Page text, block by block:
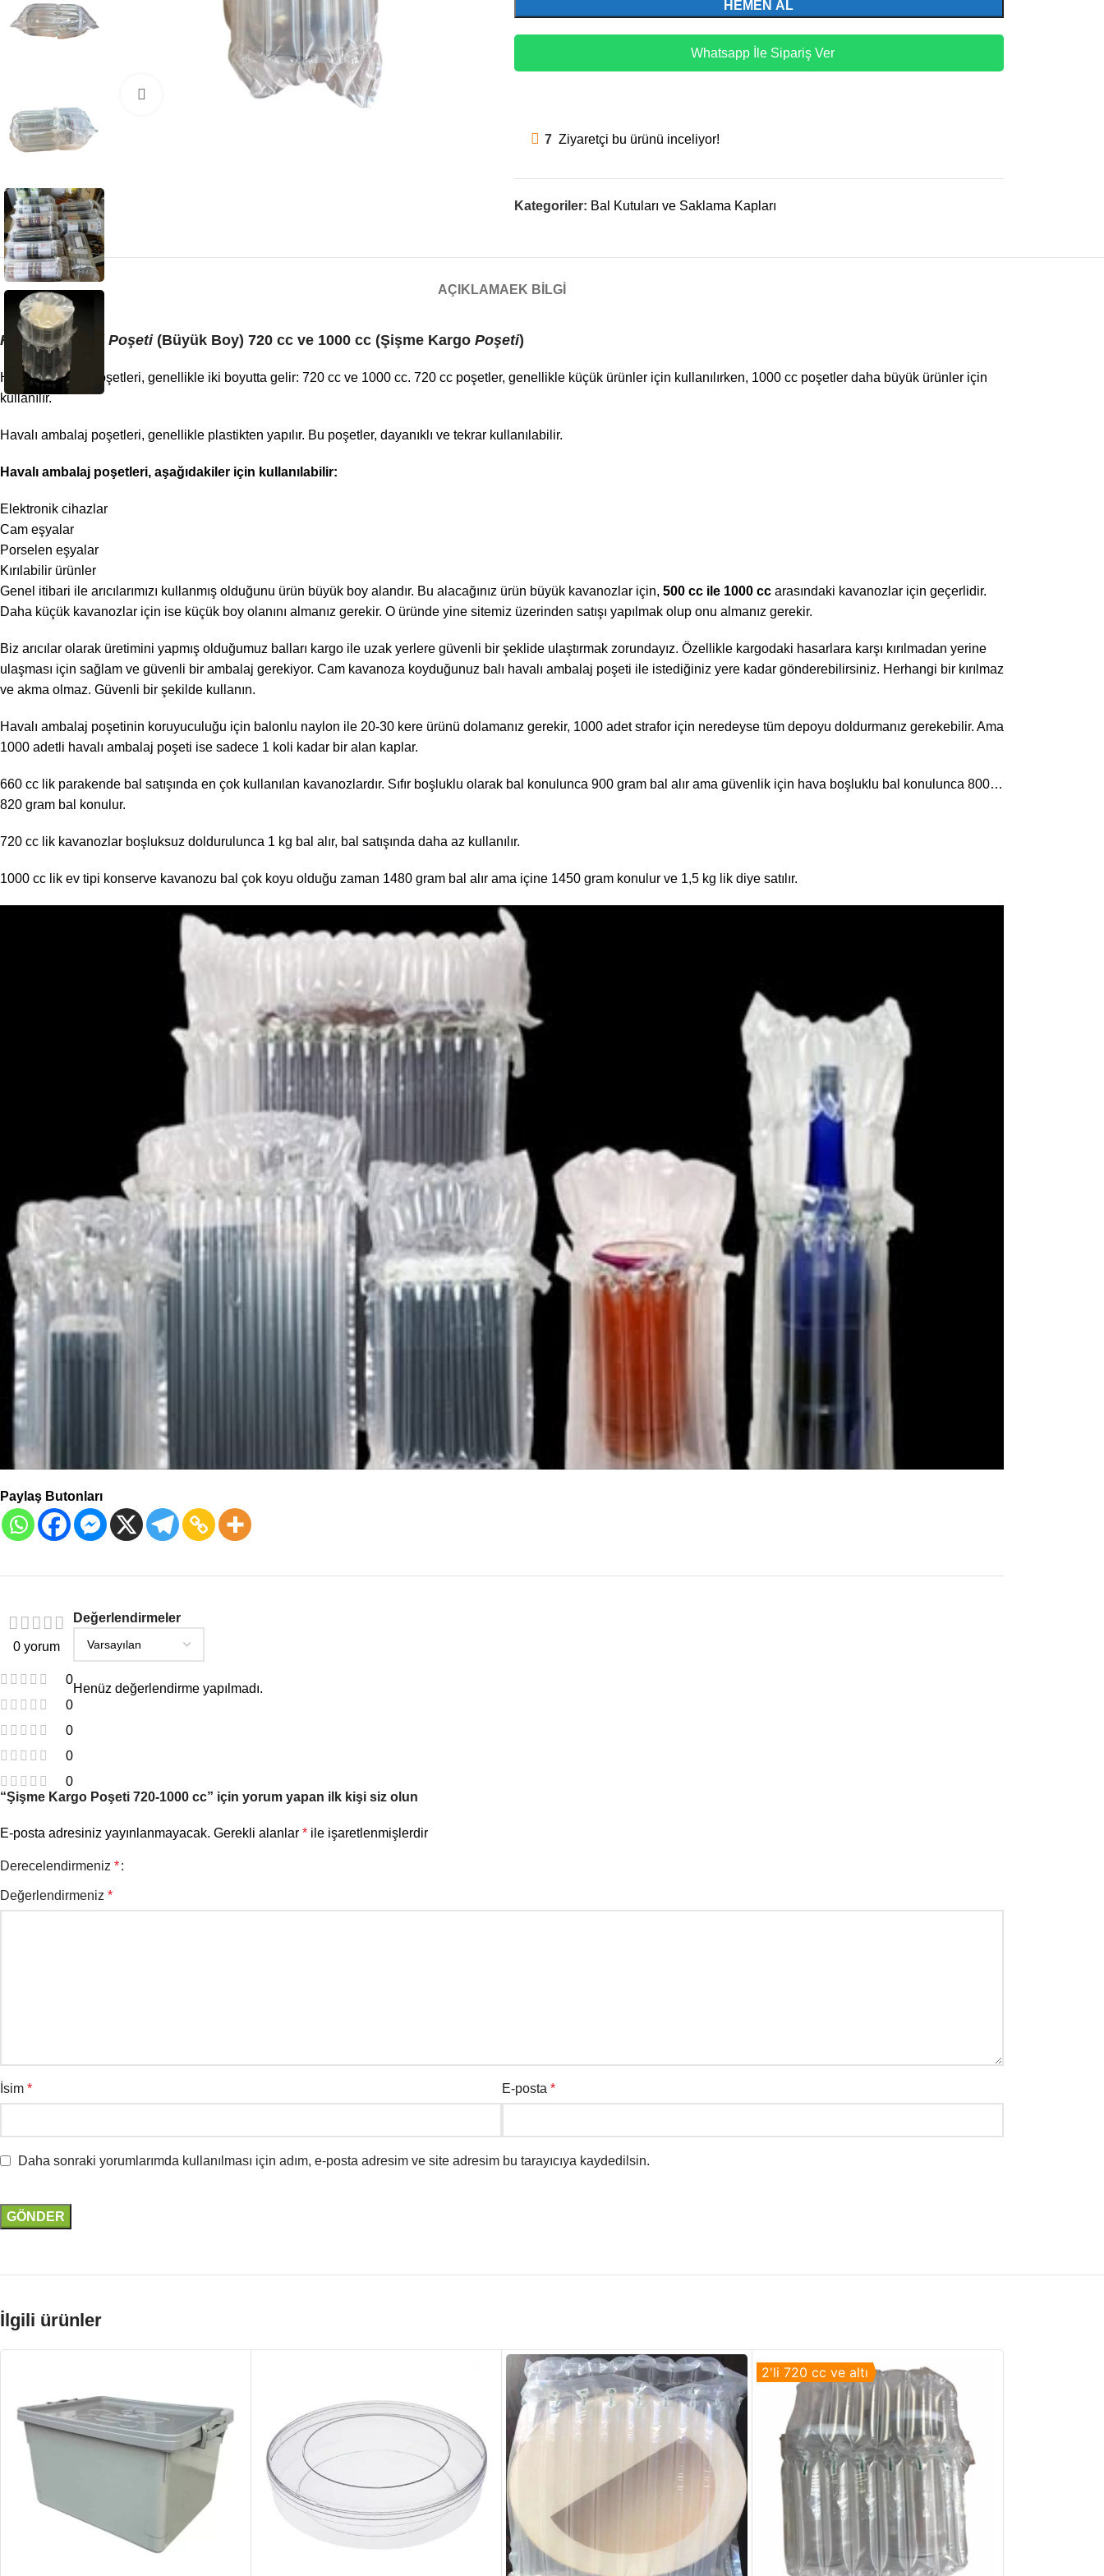
Büyütmek için tıklayın
HEMEN AL
Whatsapp İle Sipariş Ver
7 Ziyaretçi bu ürünü inceliyor!
Kategoriler: Bal Kutuları ve Saklama Kapları
AÇIKLAMA EK BILGI
Havalı Ambalaj Poşeti(Büyük Boy) 720 cc ve 1000 cc (Şişme Kargo Poşeti)
Havalı ambalaj poşetleri, genellikle iki boyutta gelir: 720 cc ve 1000 cc. 720 cc poşetler, genellikle küçük ürünler için kullanılırken, 1000 cc poşetler daha büyük ürünler için
kullanılır.
Havalı ambalaj poşetleri, genellikle plastikten yapılır. Bu poşetler, dayanıklı ve tekrar kullanılabilir.
Havalı ambalaj poşetleri, aşağıdakiler için kullanılabilir:
Elektronik cihazlar
Cam eşyalar
Porselen eşyalar
Kırılabilir ürünler
Genel itibari ile arıcılarımızı kullanmış olduğunu ürün büyük boy alandır. Bu alacağınız ürün büyük kavanozlar için, 500 cc ile 1000 cc arasındaki kavanozlar için geçerlidir.
Daha küçük kavanozlar için ise küçük boy olanını almanız gerekir. O üründe yine sitemiz üzerinden satışı yapılmak olup onu almanız gerekir.
Biz arıcılar olarak üretimini yapmış olduğumuz balları kargo ile uzak yerlere güvenli bir şeklide ulaştırmak zorundayız. Özellikle kargodaki hasarlara karşı kırılmadan yerine
ulaşması için sağlam ve güvenli bir ambalaj gerekiyor. Cam kavanoza koyduğunuz balı havalı ambalaj poşeti ile istediğiniz yere kadar gönderebilirsiniz. Herhangi bir kırılmaz
ve akma olmaz. Güvenli bir şekilde kullanın.
Havalı ambalaj poşetinin koruyuculuğu için balonlu naylon ile 20-30 kere ürünü dolamanız gerekir, 1000 adet strafor için neredeyse tüm depoyu doldurmanız gerekebilir. Ama
1000 adetli havalı ambalaj poşeti ise sadece 1 koli kadar bir alan kaplar.
660 cc lik parakende bal satışında en çok kullanılan kavanozlardır. Sıfır boşluklu olarak bal konulunca 900 gram bal alır ama güvenlik için hava boşluklu bal konulunca 800…
820 gram bal konulur.
720 cc lik kavanozlar boşluksuz doldurulunca 1 kg bal alır, bal satışında daha az kullanılır.
1000 cc lik ev tipi konserve kavanozu bal çok koyu olduğu zaman 1480 gram bal alır ama içine 1450 gram konulur ve 1,5 kg lik diye satılır.
Paylaş Butonları
0 yorum
0
0
0
0
0
Değerlendirmeler
Henüz değerlendirme yapılmadı.
“Şişme Kargo Poşeti 720-1000 cc” için yorum yapan ilk kişi siz olun
E-posta adresiniz yayınlanmayacak. Gerekli alanlar * ile işaretlenmişlerdir
Derecelendirmeniz *
Değerlendirmeniz *
İsim * E-posta *
Daha sonraki yorumlarımda kullanılması için adım, e-posta adresim ve site adresim bu tarayıcıya kaydedilsin.
İlgili ürünler
2'li 720 cc ve altı